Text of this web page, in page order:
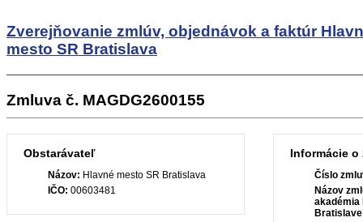
Zverejňovanie zmlúv, objednávok a faktúr
mesto SR Bratislava
Zmluva č. MAGDG2600155
Obstarávateľ
Názov: Hlavné mesto SR Bratislava
IČO: 00603481
Informácie o
Číslo
Názov
akadémia